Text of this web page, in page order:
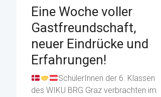
Eine Woche voller
Gastfreundschaft,
neuer Eindrücke und
Erfahrungen!
SchülerInnen der 6. Klassen
des WIKU BRG Graz verbrachten im